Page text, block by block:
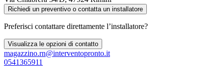
Richiedi un preventivo o contatta un installatore
Preferisci contattare direttamente l’installatore?
Visualizza le opzioni di contatto
magazzino.rn@interventopronto.it
0541365911